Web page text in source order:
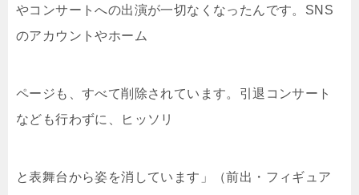
やコンサートへの出演が一切なくなったんです。SNS
のアカウントやホーム
ページも、すべて削除されています。引退コンサート
なども行わずに、ヒッソリ
と表舞台から姿を消しています」（前出・フィギュア